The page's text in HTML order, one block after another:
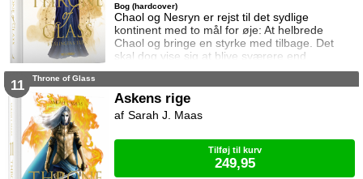
Chaol og Nesryn er rejst til det sydlige
kontinent med to mål for øje: At helbrede
Chaol og bringe en styrke med tilbage. Det
skal dog vise sig at blive sværere end
forventet, for khaganen, det sydlige kontinents
træffe en beslutning her og nu. Da en healer
bliver myrdet under mystiske omstændigheder,
frygter Chaol og Nesryn at Valkerne er fulgt
Bog (hardcover)
11 Throne of Glass
Askens rige
Sarah J. Maas
Tilføj til kurv
249,95